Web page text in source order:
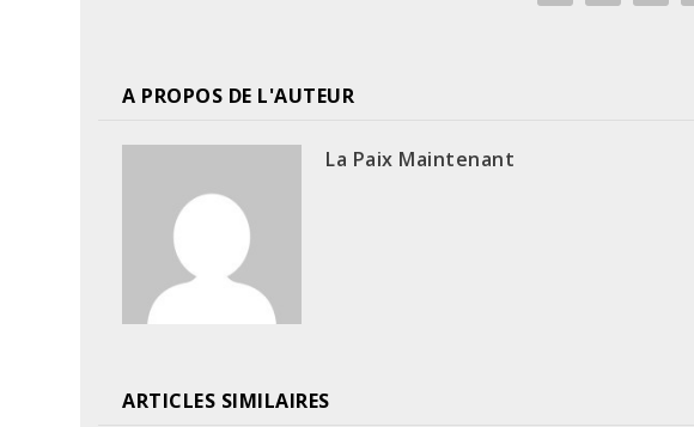
A PROPOS DE L'AUTEUR
La Paix Maintenant
ARTICLES SIMILAIRES